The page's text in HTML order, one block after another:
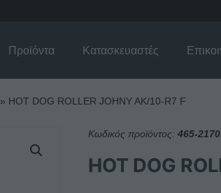
Προϊόντα Κατασκευαστές
» HOT DOG ROLLER JOHNY AK/10-R7 F
Κωδικός προϊόντος: 465-
HOT DOG